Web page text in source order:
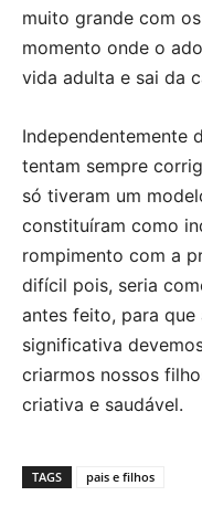
muito grande com
momento onde o
vida adulta e sai da
Independentemente
tentam sempre
só tiveram um
constituíram como
rompimento com a
difícil pois, seria
antes feito, para
significativa
criarmos nossos
criativa e saudável.
TAGS pais e filhos